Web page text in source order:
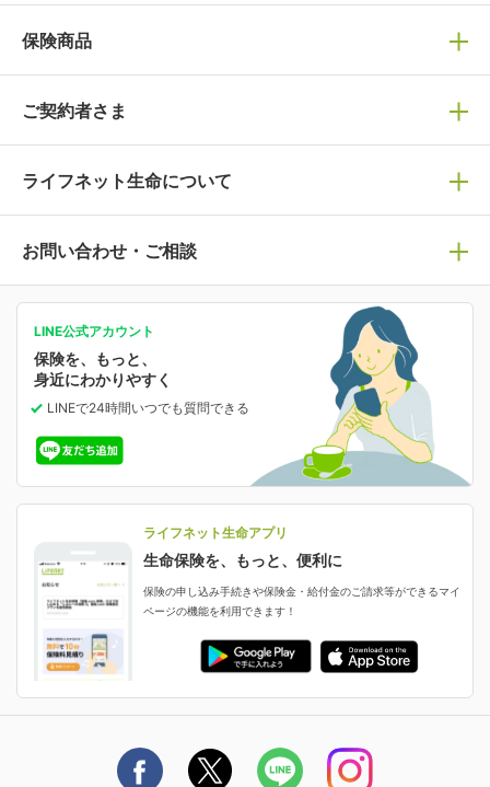
保険の選び方
保険選びで迷っている方はチェック！
保険の基礎知識や選び方を解説！
人生のステージに必要な保険がわかる！
保険ジャンバラヤ
あなたの人生と保険選びのためのWebメディア
選ばれる理由・評判
ライフネット生命の特長
ライフネット生命が選ばれる理由がわかる！
評判・口コミ
ご契約者さまに聞きました！
申し込みガイド
ご契約の流れと必要書類
保険料の支払い方法
保険商品
保険商品一覧
万が一に備える
病気や手術に備える
がん保険
がんに備える
女性保険
就業不能保険
就業不能状態に備える
認知症・MCIに備える
ご契約者さま
マイページログイン
ご契約内容の確認
お客さま情報の確認・変更
保険料の支払い方法の変更
中断したお申し込みの再開
お申し込み後の状況確認
減額・解約・追加契約の申し込み など
ご契約者さま向け各種お手続き・サービス
保険金・給付金のご請求
生命保険料控除に関するご案内
ライフネット生命について
ライフネット生命についてトップ
会社情報
業績・財務情報
保険金等の支払状況
採用情報
生命保険マニフェスト
ライフネット生命のCMページ
ライフネット生命公式note
お問い合わせ・ご相談
保険相談サービス
よくあるご質問
資料請求
LINE公式アカウント
保険を、もっと、
身近にわかりやすく
LINEで24時間いつでも質問できる
ライフネット生命アプリ
生命保険を、もっと、便利に
保険の申し込み手続きや保険金・給付金のご請求等ができるマイ
ページの機能を利用できます！